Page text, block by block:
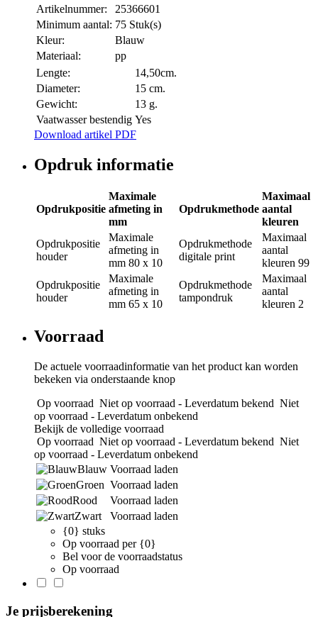
Artikelnummer:
25366601
Minimum aantal: 75 Stuk(s)
Kleur:
Blauw
Materiaal:
pp
Lengte:
14,50cm.
Diameter:
15 cm.
Gewicht:
13 g.
Vaatwasser bestendig Yes
Download artikel PDF
Opdruk informatie
Opdrukpositie
Maximale
afmeting in
mm
Opdrukmethode
Maximaal
aantal
kleuren
Opdrukpositie
houder
Maximale
afmeting in
mm 80 x 10
Opdrukmethode
digitale print
Maximaal
aantal
kleuren 99
Opdrukpositie
houder
Maximale
afmeting in
mm 65 x 10
Opdrukmethode
tampondruk
Maximaal
aantal
kleuren 2
Voorraad
De actuele voorraadinformatie van het product kan worden
bekeken via onderstaande knop
Op voorraad Niet op voorraad - Leverdatum bekend Niet
op voorraad - Leverdatum onbekend
Bekijk de volledige voorraad
Op voorraad Niet op voorraad - Leverdatum bekend Niet
op voorraad - Leverdatum onbekend
Blauw Voorraad laden
Groen Voorraad laden
Rood
Voorraad laden
Zwart
Voorraad laden
{0} stuks
Op voorraad per {0}
Bel voor de voorraadstatus
Op voorraad
Je prijsberekening